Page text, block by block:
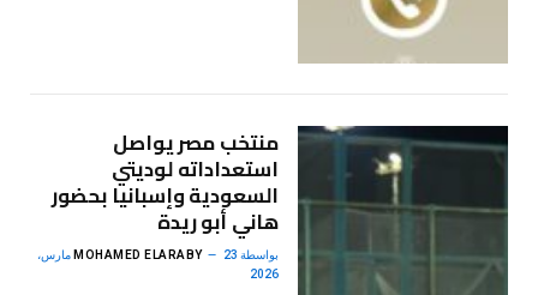
منتخب مصر يواصل
استعداداته لوديتي
السعودية وإسبانيا بحضور
هاني أبو ريدة
بواسطة MOHAMED ELARABY 23 مارس،
2026